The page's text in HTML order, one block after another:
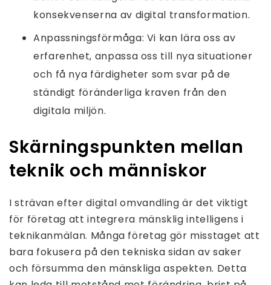
konsekvenserna av digital transformation.
Anpassningsförmåga: Vi kan lära oss av
erfarenhet, anpassa oss till nya situationer
och få nya färdigheter som svar på de
ständigt föränderliga kraven från den
digitala miljön.
Skärningspunkten mellan
teknik och människor
I strävan efter digital omvandling är det viktigt
för företag att integrera mänsklig intelligens i
teknikanmälan. Många företag gör misstaget att
bara fokusera på den tekniska sidan av saker
och försumma den mänskliga aspekten. Detta